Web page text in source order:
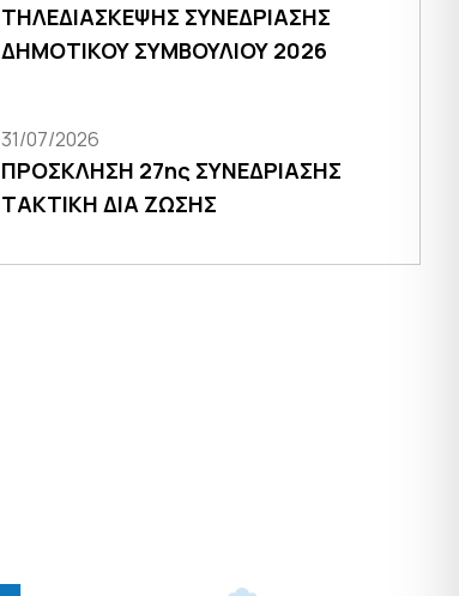
ΤΗΛΕΔΙΑΣΚΕΨΗΣ ΣΥΝΕΔΡΙΑΣΗΣ
ΔΗΜΟΤΙΚΟΥ ΣΥΜΒΟΥΛΙΟΥ 2026
31/07/2026
ΠΡΟΣΚΛΗΣΗ 27ης ΣΥΝΕΔΡΙΑΣΗΣ
ΤΑΚΤΙΚΗ ΔΙΑ ΖΩΣΗΣ